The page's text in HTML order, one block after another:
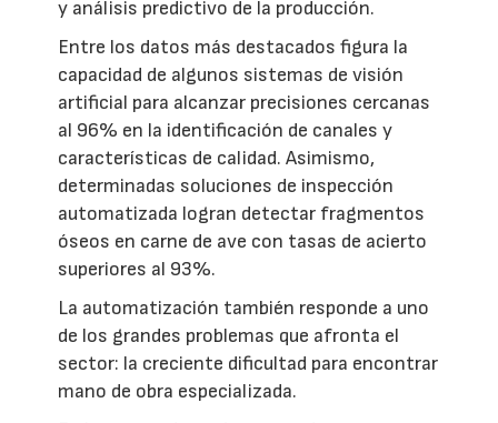
y análisis predictivo de la producción.
Entre los datos más destacados figura la
capacidad de algunos sistemas de visión
artificial para alcanzar precisiones cercanas
al 96% en la identificación de canales y
características de calidad. Asimismo,
determinadas soluciones de inspección
automatizada logran detectar fragmentos
óseos en carne de ave con tasas de acierto
superiores al 93%.
La automatización también responde a uno
de los grandes problemas que afronta el
sector: la creciente dificultad para encontrar
mano de obra especializada.